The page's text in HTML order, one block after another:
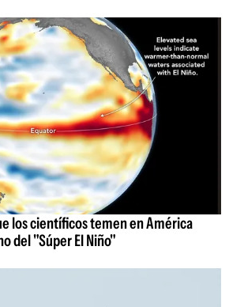
los científicos temen en América
del "Súper El Niño"